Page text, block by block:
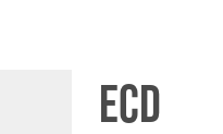
ECD